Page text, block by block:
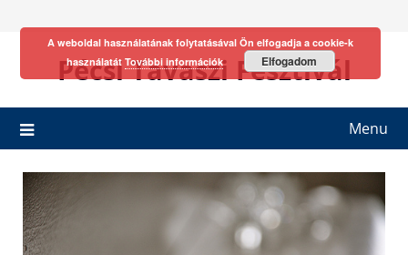
Pécsi Tavaszi Fesztivál
Menu
A weboldal használatának folytatásával Ön elfogadja a cookie-k
használatát További információk Elfogadom